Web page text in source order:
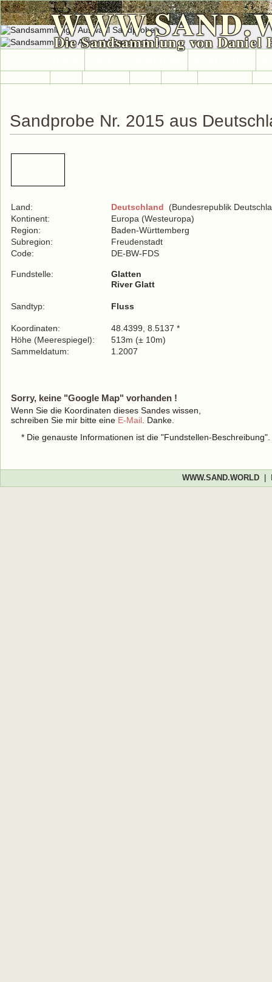
Die Sandsammlung von Daniel
Sandprobe Nr. 2015 aus
Land: Deutschland (Bundesrepublik
Kontinent:
Europa (Westeuropa)
Region:
Baden-Württemberg
Subregion:
Freudenstadt
Code:
DE-BW-FDS
Fundstelle:
Glatten
River Glatt
Sandtyp: Fluss
Koordinaten:
48.4399, 8.5137 *
Höhe (Meerespiegel):
513m (± 10m)
Sammeldatum:
1.2007
Sorry, keine "Google Map" vorhanden !
Wenn Sie die Koordinaten dieses Sandes wissen,
schreiben Sie mir bitte eine E-Mail . Danke.
* Die genauste Informationen ist die "Fundstellen-
WWW.SAND.WORLD|